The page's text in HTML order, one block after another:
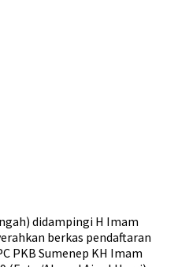
didampingi H Imam
berkas pendaftaran
PKB Sumenep KH Imam